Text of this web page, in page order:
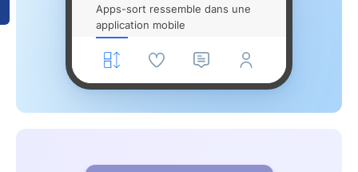
Apps-sort ressemble dans une
application mobile